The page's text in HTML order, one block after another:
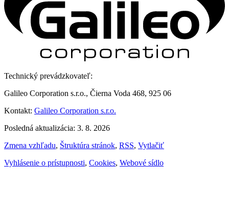
Technický prevádzkovateľ:
Galileo Corporation s.r.o., Čierna Voda 468, 925 06
Kontakt: Galileo Corporation s.r.o.
Posledná aktualizácia: 3. 8. 2026
Zmena vzhľadu, Štruktúra stránok, RSS, Vytlačiť
Vyhlásenie o prístupnosti, Cookies, Webové sídlo